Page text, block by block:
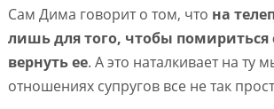
Сам Дима говорит о том, что на
лишь для того, чтобы помириться
вернуть ее. А это наталкивает на ту
отношениях супругов все не так